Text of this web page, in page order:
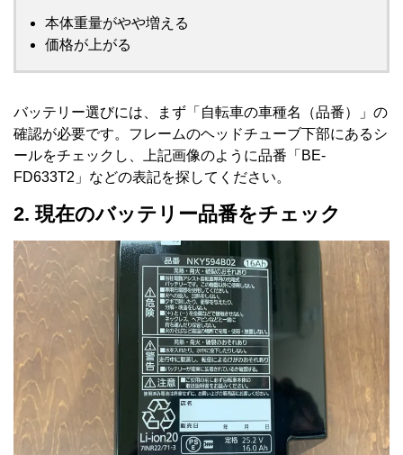
本体重量がやや増える
価格が上がる
バッテリー選びには、まず「自転車の車種名（品番）」の
確認が必要です。フレームのヘッドチューブ下部にあるシ
ールをチェックし、上記画像のように品番「BE-
FD633T2」などの表記を探してください。
2. 現在のバッテリー品番をチェック